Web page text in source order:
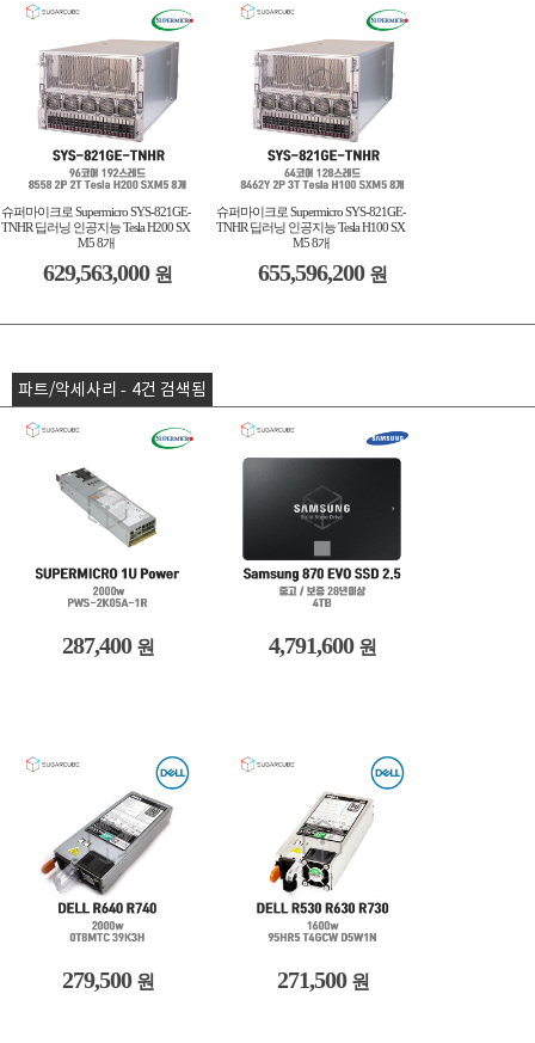
슈퍼마이크로 Supermicro SYS-821GE-
TNHR 딥러닝 인공지능 Tesla H200 SX
M5 8개
629,563,000 원
슈퍼마이크로 Supermicro SYS-821GE-
TNHR 딥러닝 인공지능 Tesla H100 SX
M5 8개
655,596,200 원
파트/악세사리 - 4건 검색됨
287,400 원 4,791,600 원
279,500 원 271,500 원